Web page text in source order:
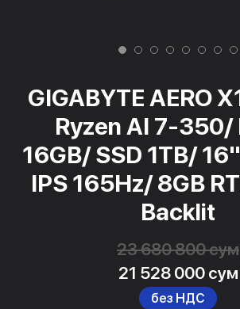
GIGABYTE AERO
Ryzen AI 7-350/
16GB/ SSD 1TB/
IPS 165Hz/ 8GB
Backlit
23 680 800 сум
21 528 000 сум
без НДС